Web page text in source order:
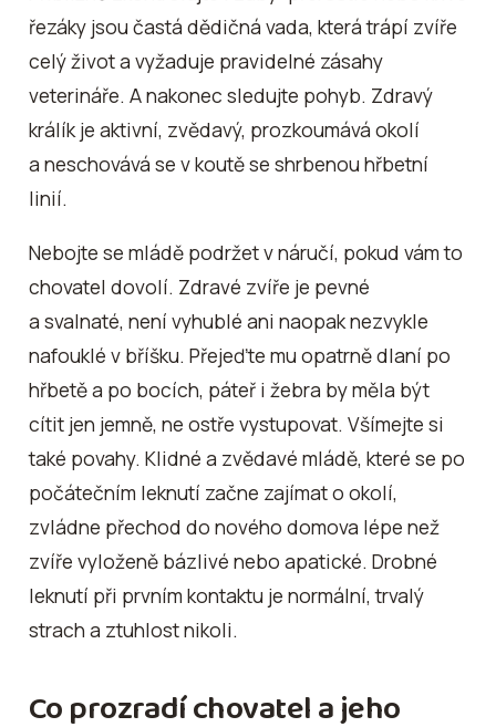
řezáky jsou častá dědičná vada, která trápí zvíře
celý život a vyžaduje pravidelné zásahy
veterináře. A nakonec sledujte pohyb. Zdravý
králík je aktivní, zvědavý, prozkoumává okolí
a neschovává se v koutě se shrbenou hřbetní
linií.
Nebojte se mládě podržet v náručí, pokud vám to
chovatel dovolí. Zdravé zvíře je pevné
a svalnaté, není vyhublé ani naopak nezvykle
nafouklé v bříšku. Přejeďte mu opatrně dlaní po
hřbetě a po bocích, páteř i žebra by měla být
cítit jen jemně, ne ostře vystupovat. Všímejte si
také povahy. Klidné a zvědavé mládě, které se po
počátečním leknutí začne zajímat o okolí,
zvládne přechod do nového domova lépe než
zvíře vyloženě bázlivé nebo apatické. Drobné
leknutí při prvním kontaktu je normální, trvalý
strach a ztuhlost nikoli.
Co prozradí chovatel a jeho